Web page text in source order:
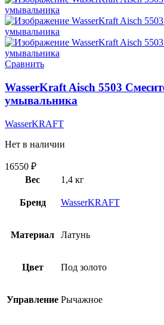
Сравнить
WasserKraft Aisch 5503
умывальника
WasserKRAFT
Нет в наличии
16550 ₽
Вес
1,4 кг
Бренд WasserKRAFT
Материал Латунь
Цвет Под золото
Управление Рычажное